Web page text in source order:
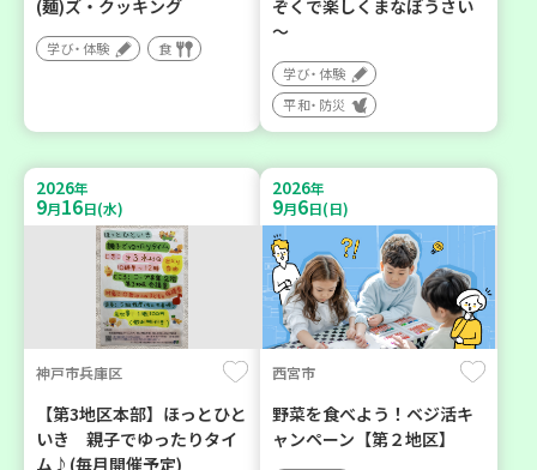
(麺)ズ・クッキング
学び・体験 食
ぞくで楽しくまなぼうさい
～
学び・体験
平和・防災
2026年
9月16日(水)
神戸市兵庫区
【第3地区本部】ほっとひと
いき 親子でゆったりタイ
ム♪(毎月開催予定)
2026年
9月6日(日)
西宮市
野菜を食べよう！ベジ活キ
ャンペーン【第２地区】